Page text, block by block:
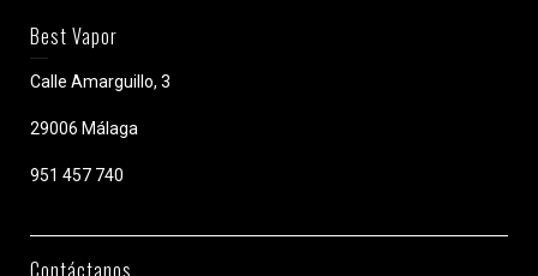
Best Vapor
Calle Amarguillo, 3
29006 Málaga
951 457 740
Contáctanos